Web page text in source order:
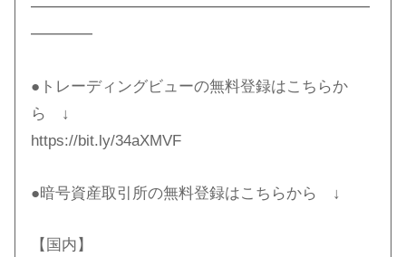
━━━━━━━━━━━━━━━━━━━━━━
━━━━
●トレーディングビューの無料登録はこちらか
ら ↓
https://bit.ly/34aXMVF​
●暗号資産取引所の無料登録はこちらから ↓
【国内】